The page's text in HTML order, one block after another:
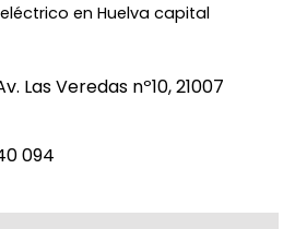
en Huelva capital
Las Veredas nº10, 21007
094